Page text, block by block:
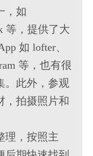
，如
等，提供了大
如 lofter、
等，也有很
。此外，参观
，拍摄照片和
理，按照主